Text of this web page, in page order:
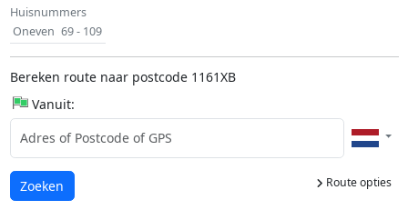
Huisnummers
Oneven 69 - 109
Bereken route naar postcode 1161XB
Vanuit:
Route opties
Laden...
Zoeken